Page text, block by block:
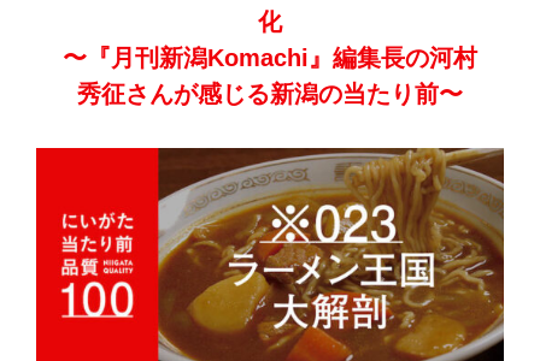
化
〜『月刊新潟Komachi』編集長の河村
秀征さんが感じる新潟の当たり前〜